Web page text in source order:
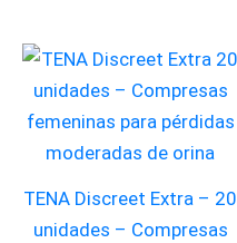
TENA Discreet Extra – 20
unidades – Compresas